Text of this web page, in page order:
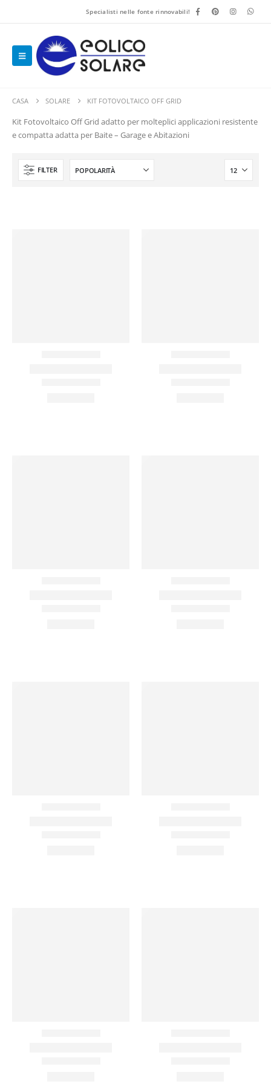
Specialisti nelle fonte rinnovabili!
CASA SOLARE KIT FOTOVOLTAICO OFF GRID
Kit Fotovoltaico Off Grid adatto per molteplici applicazioni resistente
e compatta adatta per Baite – Garage e Abitazioni
FILTER